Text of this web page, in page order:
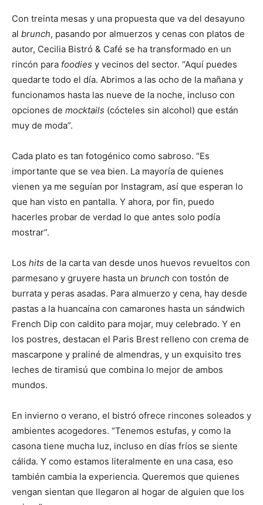
Con treinta mesas y una propuesta que va del desayuno
al brunch, pasando por almuerzos y cenas con platos de
autor, Cecilia Bistró & Café se ha transformado en un
rincón para foodies y vecinos del sector. “Aquí puedes
quedarte todo el día. Abrimos a las ocho de la mañana y
funcionamos hasta las nueve de la noche, incluso con
opciones de mocktails (cócteles sin alcohol) que están
muy de moda”.
Cada plato es tan fotogénico como sabroso. “Es
importante que se vea bien. La mayoría de quienes
vienen ya me seguían por Instagram, así que esperan lo
que han visto en pantalla. Y ahora, por fin, puedo
hacerles probar de verdad lo que antes solo podía
mostrar”.
Los hits de la carta van desde unos huevos revueltos con
parmesano y gruyere hasta un brunch con tostón de
burrata y peras asadas. Para almuerzo y cena, hay desde
pastas a la huancaína con camarones hasta un sándwich
French Dip con caldito para mojar, muy celebrado. Y en
los postres, destacan el Paris Brest relleno con crema de
mascarpone y praliné de almendras, y un exquisito tres
leches de tiramisú que combina lo mejor de ambos
mundos.
En invierno o verano, el bistró ofrece rincones soleados y
ambientes acogedores. “Tenemos estufas, y como la
casona tiene mucha luz, incluso en días fríos se siente
cálida. Y como estamos literalmente en una casa, eso
también cambia la experiencia. Queremos que quienes
vengan sientan que llegaron al hogar de alguien que los